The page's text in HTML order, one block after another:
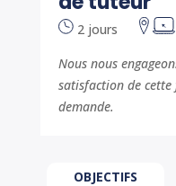
2 jours
Nous nous
satisfaction de
demande.
OBJECTIFS